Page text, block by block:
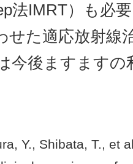
法IMRT）も必
せた適応放射線
今後ますます
Y., Shibata, T., et